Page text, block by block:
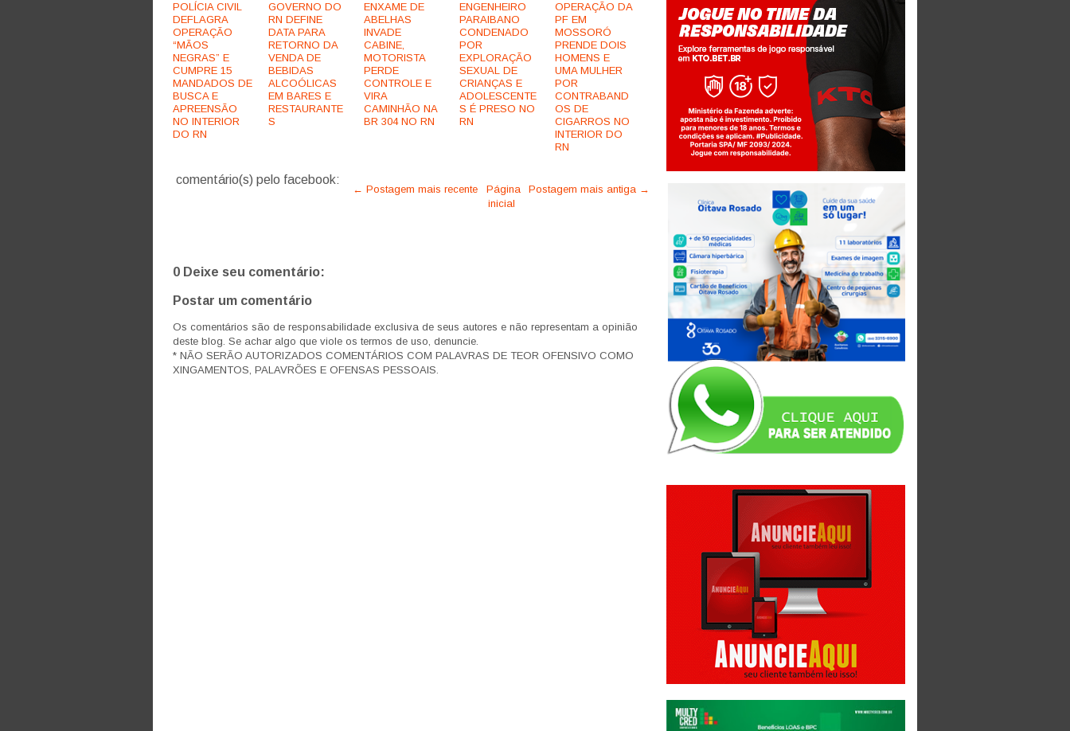
POLÍCIA CIVIL
DEFLAGRA
OPERAÇÃO
“MÃOS
NEGRAS” E
CUMPRE 15
MANDADOS DE
BUSCA E
APREENSÃO
NO INTERIOR
DO RN
GOVERNO DO
RN DEFINE
DATA PARA
RETORNO DA
VENDA DE
BEBIDAS
ALCOÓLICAS
EM BARES E
RESTAURANTE
S
ENXAME DE
ABELHAS
INVADE
CABINE,
MOTORISTA
PERDE
CONTROLE E
VIRA
CAMINHÃO NA
BR 304 NO RN
ENGENHEIRO
PARAIBANO
CONDENADO
POR
EXPLORAÇÃO
SEXUAL DE
CRIANÇAS E
ADOLESCENTE
S É PRESO NO
RN
OPERAÇÃO DA
PF EM
MOSSORÓ
PRENDE DOIS
HOMENS E
UMA MULHER
POR
CONTRABAND
OS DE
CIGARROS NO
INTERIOR DO
RN
comentário(s) pelo facebook:
← Postagem mais recente Postagem mais antiga →
Página
inicial
0 Deixe seu comentário:
Postar um comentário
Os comentários são de responsabilidade exclusiva de seus autores e não representam a opinião
deste blog. Se achar algo que viole os termos de uso, denuncie.
* NÃO SERÃO AUTORIZADOS COMENTÁRIOS COM PALAVRAS DE TEOR OFENSIVO COMO
XINGAMENTOS, PALAVRÕES E OFENSAS PESSOAIS.
Jogue com responsabilidade. 18+